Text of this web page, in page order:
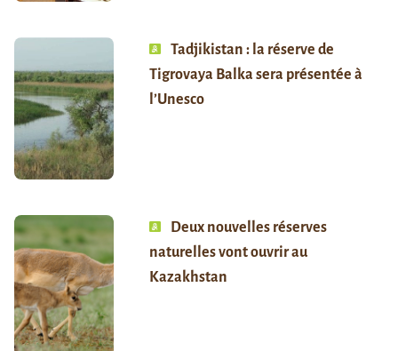
Tadjikistan : la réserve de
Tigrovaya Balka sera présentée à
l’Unesco
Deux nouvelles réserves
naturelles vont ouvrir au
Kazakhstan